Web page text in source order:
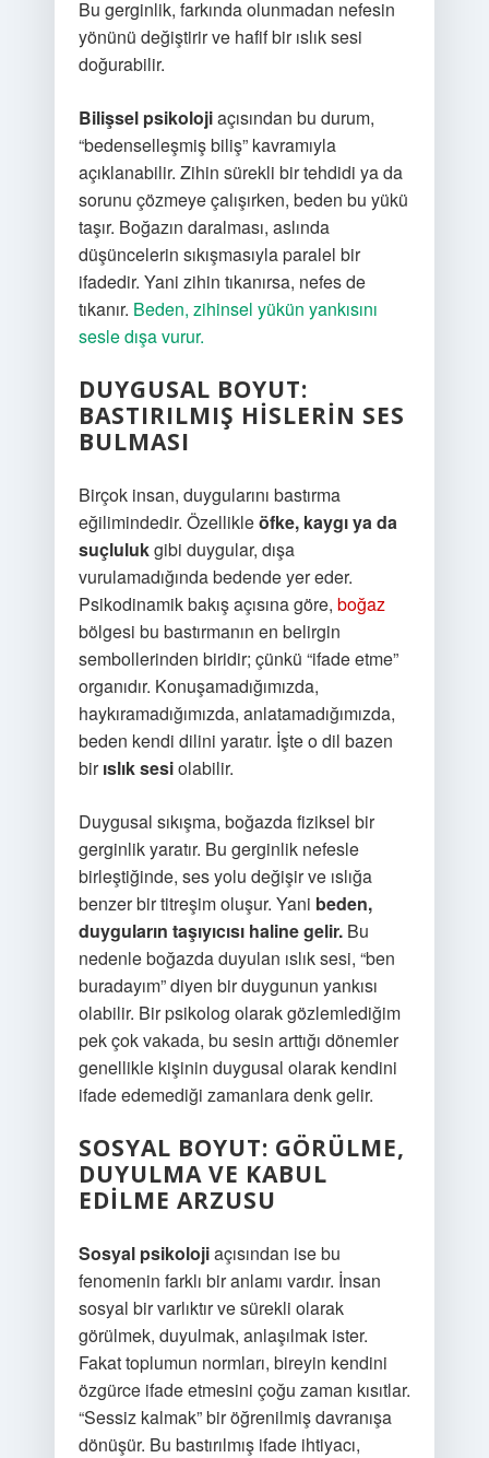
Bu gerginlik, farkında olunmadan nefesin
yönünü değiştirir ve hafif bir ıslık sesi
doğurabilir.
Bilişsel psikolojiaçısından bu durum,
“bedenselleşmiş biliş” kavramıyla
açıklanabilir. Zihin sürekli bir tehdidi ya da
sorunu çözmeye çalışırken, beden bu yükü
taşır. Boğazın daralması, aslında
düşüncelerin sıkışmasıyla paralel bir
ifadedir. Yani zihin tıkanırsa, nefes de
tıkanır. Beden, zihinsel yükün yankısını
sesle dışa vurur.
DUYGUSAL BOYUT:
BASTIRILMIŞ HISLERIN SES
BULMASI
Birçok insan, duygularını bastırma
eğilimindedir. Özellikleöfke, kaygı ya da
suçlulukgibi duygular, dışa
vurulamadığında bedende yer eder.
Psikodinamik bakış açısına göre, boğaz
bölgesi bu bastırmanın en belirgin
sembollerinden biridir; çünkü “ifade etme”
organıdır. Konuşamadığımızda,
haykıramadığımızda, anlatamadığımızda,
beden kendi dilini yaratır. İşte o dil bazen
birıslık sesiolabilir.
Duygusal sıkışma, boğazda fiziksel bir
gerginlik yaratır. Bu gerginlik nefesle
birleştiğinde, ses yolu değişir ve ıslığa
benzer bir titreşim oluşur. Yani beden,
duyguların taşıyıcısı haline gelir.Bu
nedenle boğazda duyulan ıslık sesi, “ben
buradayım” diyen bir duygunun yankısı
olabilir. Bir psikolog olarak gözlemlediğim
pek çok vakada, bu sesin arttığı dönemler
genellikle kişinin duygusal olarak kendini
ifade edemediği zamanlara denk gelir.
SOSYAL BOYUT: GÖRÜLME,
DUYULMA VE KABUL
EDILME ARZUSU
Sosyal psikolojiaçısından ise bu
fenomenin farklı bir anlamı vardır. İnsan
sosyal bir varlıktır ve sürekli olarak
görülmek, duyulmak, anlaşılmak ister.
Fakat toplumun normları, bireyin kendini
özgürce ifade etmesini çoğu zaman kısıtlar.
“Sessiz kalmak” bir öğrenilmiş davranışa
dönüşür. Bu bastırılmış ifade ihtiyacı,